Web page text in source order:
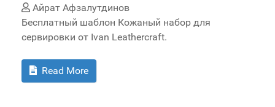
Айрат Афзалутдинов
Бесплатный шаблон Кожаный набор для
сервировки от Ivan Leathercraft.
Read More